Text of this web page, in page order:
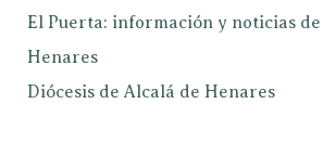
El Puerta: información y noticias
Henares
Diócesis de Alcalá de Henares